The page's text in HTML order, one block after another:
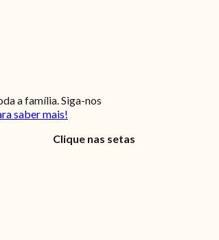
a família. Siga-nos
saber mais!
Clique nas setas